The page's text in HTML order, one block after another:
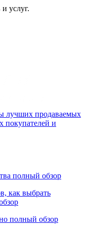
услуг.
лучших продаваемых
покупателей и
полный обзор
как выбрать
полный обзор